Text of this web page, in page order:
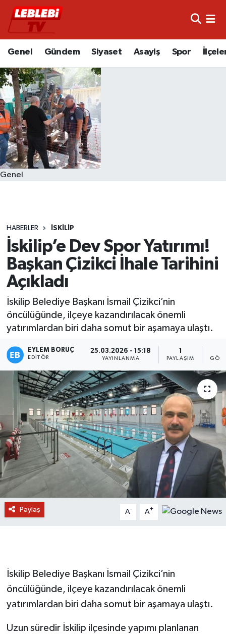
Genel Gündem Siyaset Asayiş Spor
Genel
HABERLER İSKILIP
İskilip’e Dev Spor Yatırımı!
Başkan Çizikci İhale Tarihini
Açıkladı
İskilip Belediye Başkanı İsmail Çizikci’nin
öncülüğünde, ilçeye kazandırılacak önemli
yatırımlardan biri daha somut bir aşamaya ulaştı.
EYLEM BORUÇ
EDITÖR
25.03.2026 - 15:18
YAYINLANMA
1
PAYLAŞIM
Paylaş A- A+
İskilip Belediye Başkanı İsmail Çizikci’nin
öncülüğünde, ilçeye kazandırılacak önemli
yatırımlardan biri daha somut bir aşamaya ulaştı.
Uzun süredir İskilip ilçesinde yapımı planlanan
Hava Durumu
Trafik Durumu
Süper Lig Puan Durumu ve Fikstür
Tüm Manşetler
Son Dakika Haberleri